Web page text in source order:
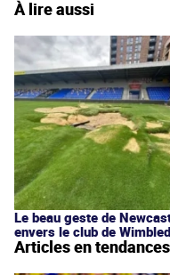
À lire aussi
Le beau geste de
envers le club de
Articles en tendances